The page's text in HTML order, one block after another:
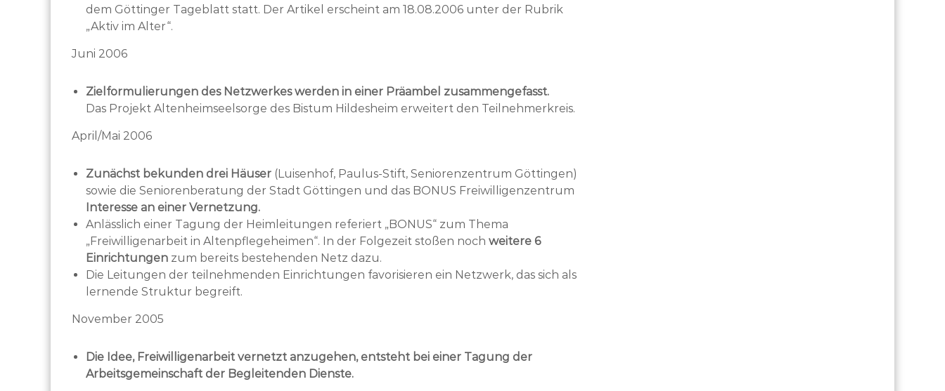
dem Göttinger Tageblatt statt. Der Artikel erscheint am 18.08.2006 unter der Rubrik
„Aktiv im Alter“.
Juni 2006
Zielformulierungen des Netzwerkes werden in einer Präambel zusammengefasst.
Das Projekt Altenheimseelsorge des Bistum Hildesheim erweitert den Teilnehmerkreis.
April/Mai 2006
Zunächst bekunden drei Häuser (Luisenhof, Paulus-Stift, Seniorenzentrum Göttingen)
sowie die Seniorenberatung der Stadt Göttingen und das BONUS Freiwilligenzentrum
Interesse an einer Vernetzung.
Anlässlich einer Tagung der Heimleitungen referiert „BONUS“ zum Thema
„Freiwilligenarbeit in Altenpflegeheimen“. In der Folgezeit stoßen noch weitere 6
Einrichtungen zum bereits bestehenden Netz dazu.
Die Leitungen der teilnehmenden Einrichtungen favorisieren ein Netzwerk, das sich als
lernende Struktur begreift.
November 2005
Die Idee, Freiwilligenarbeit vernetzt anzugehen, entsteht bei einer Tagung der
Arbeitsgemeinschaft der Begleitenden Dienste.